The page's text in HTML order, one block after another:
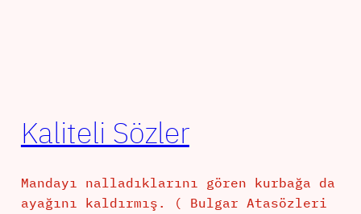
Kaliteli Sözler
Mandayı nalladıklarını gören kurbağa da
ayağını kaldırmış. ( Bulgar Atasözleri